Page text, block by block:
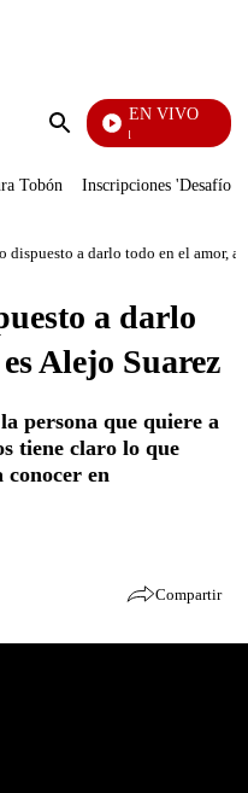
Enviar
EN VIVO
Noticias Caracol
Tobón Inscripciones 'Desafío'
dispuesto a darlo todo en el amor,
a darlo
Alejo Suarez
persona que quiere a
tiene claro lo que
conocer en
Compartir